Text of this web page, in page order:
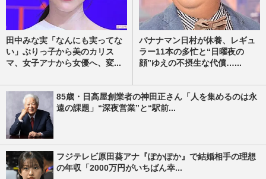
田中みな実「なんにも実ってな
い」ぶりっ子から美のカリス
マ、女子アナから女優へ、変...
バナナマン日村が休養、レギュ
ラー11本の多忙と“日曜夜の
顔”ゆえの不摂生な代償…...
85歳・日高屋創業者の神田正さん「人を集めるのは永
遠の課題」“深夜営業”と“駅前...
フジテレビ原田葵アナ『ぽかぽか』で結婚相手の理想
の年収「2000万円がいちばん幸...